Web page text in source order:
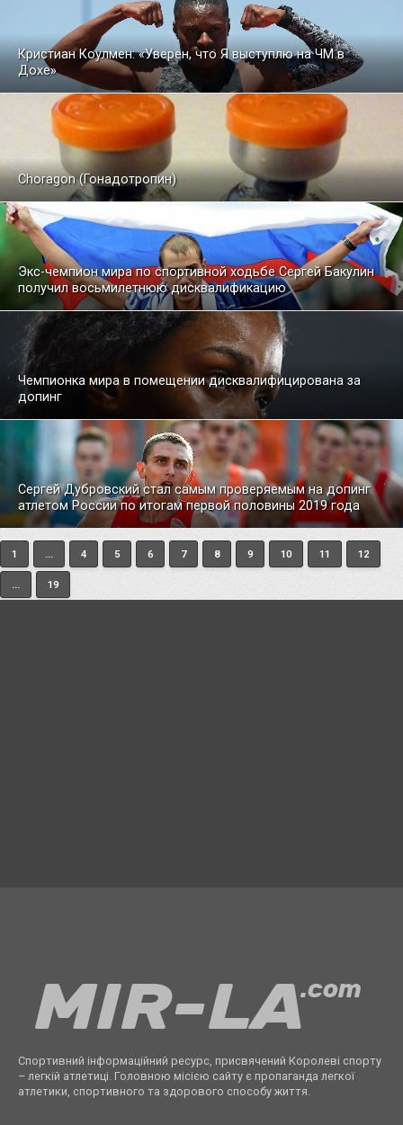
Кристиан Коулмен: «Уверен, что Я выступлю на ЧМ в
Дохе»
Choragon (Гонадотропин)
Экс-чемпион мира по спортивной ходьбе Сергей Бакулин
получил восьмилетнюю дисквалификацию
Чемпионка мира в помещении дисквалифицирована за
допинг
Сергей Дубровский cтал самым проверяемым на допинг
атлетом России по итогам первой половины 2019 года
1 ... 4 5 6 7 8 9 10 11 12
... 19
Спортивний інформаційний ресурс, присвячений Королеві спорту
– легкій атлетиці. Головною місією сайту є пропаганда легкої
атлетики, спортивного та здорового способу життя.